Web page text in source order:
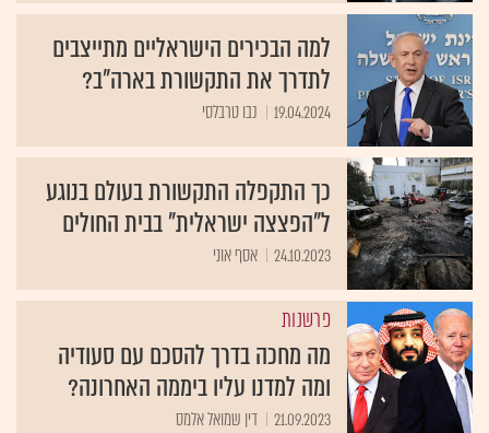
למה הבכירים הישראליים מתייצבים
לתדרך את התקשורת בארה"ב?
19.04.2024 נבו טרבלסי
כך התקפלה התקשורת בעולם בנוגע
ל"הפצצה ישראלית" בבית החולים
24.10.2023 אסף אוני
פרשנות
מה מחכה בדרך להסכם עם סעודיה
ומה למדנו עליו ביממה האחרונה?
21.09.2023 דין שמואל אלמס